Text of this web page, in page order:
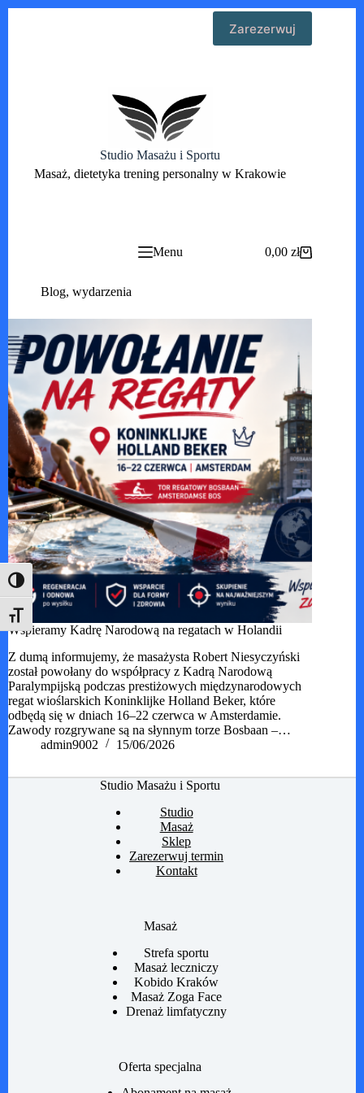
Toggle High Contrast
Toggle Font size
Zarezerwuj
Studio Masażu i Sportu
Masaż, dietetyka trening personalny w Krakowie
Menu Koszyk
0,00zł
Blog, wydarzenia
Wspieramy Kadrę Narodową na regatach w Holandii
Z dumą informujemy, że masażysta Robert Niesyczyński
został powołany do współpracy z Kadrą Narodową
Paralympijską podczas prestiżowych międzynarodowych
regat wioślarskich Koninklijke Holland Beker, które
odbędą się w dniach 16–22 czerwca w Amsterdamie.
Zawody rozgrywane są na słynnym torze Bosbaan –…
admin9002
15/06/2026
Studio Masażu i Sportu
Studio
Masaż
Sklep
Zarezerwuj termin
Kontakt
Masaż
Strefa sportu
Masaż leczniczy
Kobido Kraków
Masaż Zoga Face
Drenaż limfatyczny
Oferta specjalna